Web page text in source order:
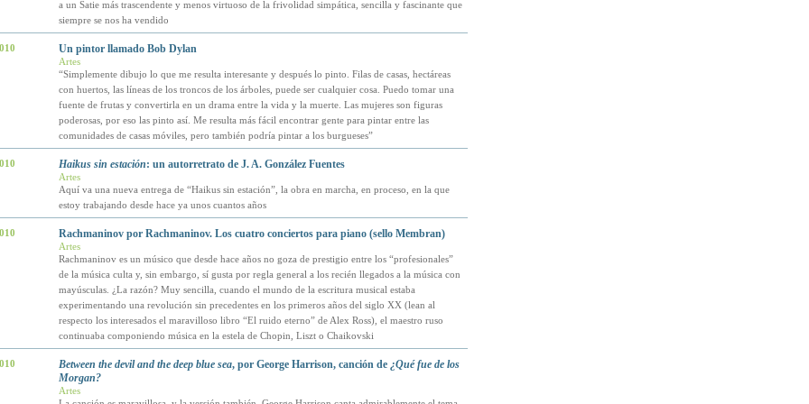
a un Satie más trascendente y menos virtuoso de la frivolidad simpática, sencilla y fascinante que
siempre se nos ha vendido
Un pintor llamado Bob Dylan
Artes
“Simplemente dibujo lo que me resulta interesante y después lo pinto. Filas de casas, hectáreas
con huertos, las líneas de los troncos de los árboles, puede ser cualquier cosa. Puedo tomar una
fuente de frutas y convertirla en un drama entre la vida y la muerte. Las mujeres son figuras
poderosas, por eso las pinto así. Me resulta más fácil encontrar gente para pintar entre las
comunidades de casas móviles, pero también podría pintar a los burgueses”
Haikus sin estación: un autorretrato de J. A. González Fuentes
Artes
Aquí va una nueva entrega de “Haikus sin estación”, la obra en marcha, en proceso, en la que
estoy trabajando desde hace ya unos cuantos años
Rachmaninov por Rachmaninov. Los cuatro conciertos para piano (sello Membran)
Artes
Rachmaninov es un músico que desde hace años no goza de prestigio entre los “profesionales”
de la música culta y, sin embargo, sí gusta por regla general a los recién llegados a la música con
mayúsculas. ¿La razón? Muy sencilla, cuando el mundo de la escritura musical estaba
experimentando una revolución sin precedentes en los primeros años del siglo XX (lean al
respecto los interesados el maravilloso libro “El ruido eterno” de Alex Ross), el maestro ruso
continuaba componiendo música en la estela de Chopin, Liszt o Chaikovski
Between the devil and the deep blue sea, por George Harrison, canción de ¿Qué fue de los
Morgan?
Artes